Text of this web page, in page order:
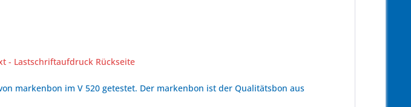
- Lastschriftaufdruck Rückseite
markenbon im V 520 getestet. Der markenbon ist der Qualitätsbon aus